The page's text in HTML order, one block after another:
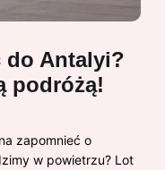
do Antalyi?
podróżą!
zapomnieć o
w powietrzu? Lot